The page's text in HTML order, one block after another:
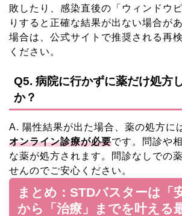
敗したり、感染直後の「ウィンドウ
りすると正確な結果が出ない場合が
場合は、公式サイトで推奨される再
ください。
Q5. 病院に行かずに薬だけ処方
か？
A. 陽性結果が出た場合、薬の処方に
オンライン診療が必要です。問診や
な薬が処方されます。問診なしでの
せんのでご安心ください。
まとめ：STDバスターは「
から「治療」までを叶える